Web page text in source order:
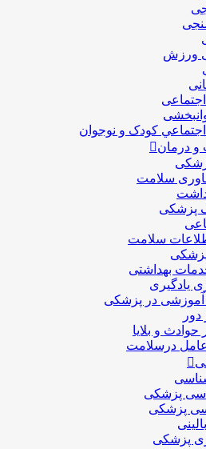
ورزش
کودک و نوجوان
و درمان
سلامت
پزشکی
سلامت
پزشکی
بهداشتی
یادگیری
آموزشی در پزشکی
و بلایا
درسلامت
پزشكی
پزشکی
پزشکی